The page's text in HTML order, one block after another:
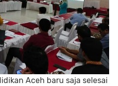
Aceh baru saja selesai